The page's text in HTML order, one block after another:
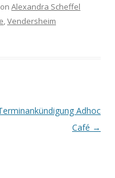
Alexandra Scheffel
,Vendersheim
Adhoc
Café →